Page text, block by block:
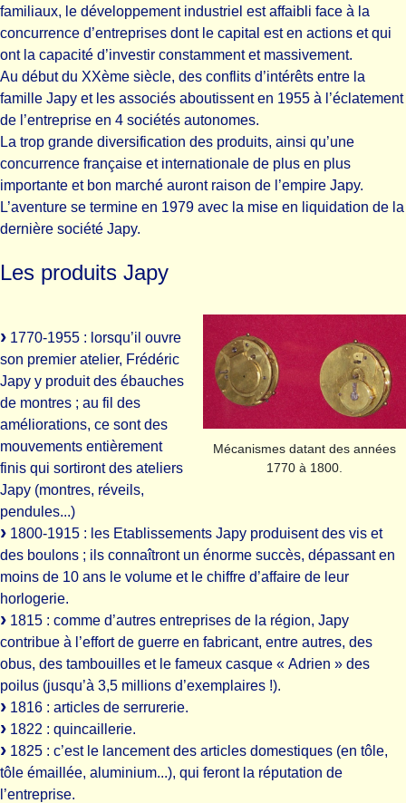
familiaux, le développement industriel est affaibli face à la
concurrence d’entreprises dont le capital est en actions et qui
ont la capacité d’investir constamment et massivement.
Au début du XXème siècle, des conflits d’intérêts entre la
famille Japy et les associés aboutissent en 1955 à l’éclatement
de l’entreprise en 4 sociétés autonomes.
La trop grande diversification des produits, ainsi qu’une
concurrence française et internationale de plus en plus
importante et bon marché auront raison de l’empire Japy.
L’aventure se termine en 1979 avec la mise en liquidation de la
dernière société Japy.
Les produits Japy
Mécanismes datant des années
1770 à 1800.
1770-1955 : lorsqu’il ouvre
son premier atelier, Frédéric
Japy y produit des ébauches
de montres ; au fil des
améliorations, ce sont des
mouvements entièrement
finis qui sortiront des ateliers
Japy (montres, réveils,
pendules...)
1800-1915 : les Etablissements Japy produisent des vis et
des boulons ; ils connaîtront un énorme succès, dépassant en
moins de 10 ans le volume et le chiffre d’affaire de leur
horlogerie.
1815 : comme d’autres entreprises de la région, Japy
contribue à l’effort de guerre en fabricant, entre autres, des
obus, des tambouilles et le fameux casque « Adrien » des
poilus (jusqu’à 3,5 millions d’exemplaires !).
1816 : articles de serrurerie.
1822 : quincaillerie.
1825 : c’est le lancement des articles domestiques (en tôle,
tôle émaillée, aluminium...), qui feront la réputation de
l’entreprise.